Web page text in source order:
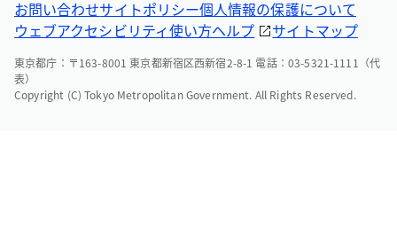
お問い合わせサイトポリシー個人情報の保護について
ウェブアクセシビリティ使い方ヘルプ サイトマップ
東京都庁：〒163-8001 東京都新宿区西新宿2-8-1 電話：03-5321-1111（代
表）
Copyright (C) Tokyo Metropolitan Government. All Rights Reserved.